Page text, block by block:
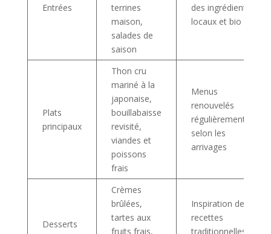
Entrées
terrines
maison,
salades de
saison
des ingrédients
locaux et bio
Plats
principaux
Thon cru
mariné à la
japonaise,
bouillabaisse
revisité,
viandes et
poissons
frais
Menus
renouvelés
régulièrement
selon les
arrivages
Desserts
Crèmes
brûlées,
tartes aux
fruits frais,
Inspiration des
recettes
traditionnelles